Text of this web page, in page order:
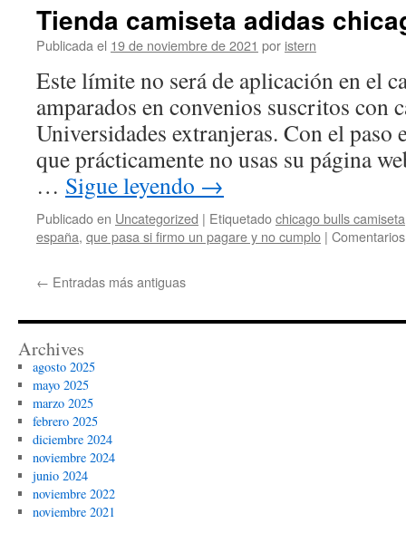
Tienda camiseta adidas
Publicada el 19 de noviembre de 2021 por istern
Este límite no será de aplicación en el
amparados en convenios suscritos con
Universidades extranjeras. Con el paso
que prácticamente no usas su página
… Sigue leyendo →
Publicado en Uncategorized | Etiquetadochicago bulls camiseta
españa, que pasa si firmo un pagare y no cumplo |
← Entradas más antiguas
Archives
agosto 2025
mayo 2025
marzo 2025
febrero 2025
diciembre 2024
noviembre 2024
junio 2024
noviembre 2022
noviembre 2021